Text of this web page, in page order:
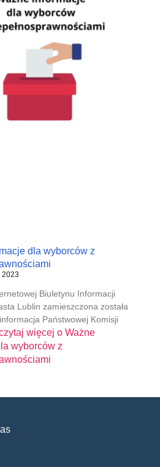
dla wyborców z
2023
Biuletynu Informacji
Lublin zamieszczona została
Państwowej Komisji
więcej oWażne
wyborców z